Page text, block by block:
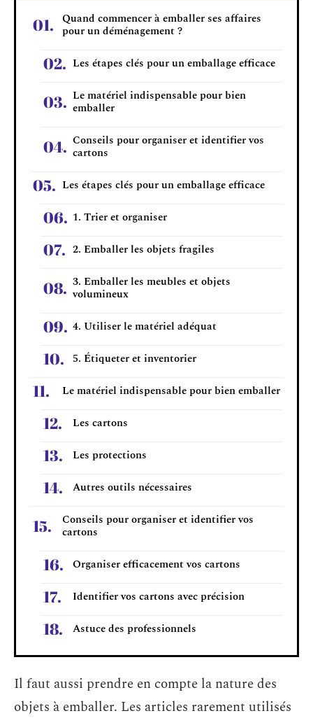
Quand commencer à emballer ses affaires
pour un déménagement ?
Les étapes clés pour un emballage efficace
Le matériel indispensable pour bien
emballer
Conseils pour organiser et identifier vos
cartons
Les étapes clés pour un emballage efficace
1. Trier et organiser
2. Emballer les objets fragiles
3. Emballer les meubles et objets
volumineux
4. Utiliser le matériel adéquat
5. Étiqueter et inventorier
Le matériel indispensable pour bien emballer
Les cartons
Les protections
Autres outils nécessaires
Conseils pour organiser et identifier vos
cartons
Organiser efficacement vos cartons
Identifier vos cartons avec précision
Astuce des professionnels
Il faut aussi prendre en compte la nature des
objets à emballer. Les articles rarement utilisés